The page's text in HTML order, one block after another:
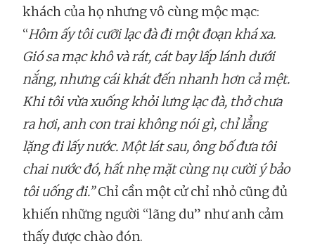
khách của họ nhưng vô cùng mộc mạc:
“Hôm ấy tôi cưỡi lạc đà đi một đoạn khá xa.
Gió sa mạc khô và rát, cát bay lấp lánh dưới
nắng, nhưng cái khát đến nhanh hơn cả mệt.
Khi tôi vừa xuống khỏi lưng lạc đà, thở chưa
ra hơi, anh con trai không nói gì, chỉ lẳng
lặng đi lấy nước. Một lát sau, ông bố đưa tôi
chai nước đó, hất nhẹ mặt cùng nụ cười ý bảo
tôi uống đi.”Chỉ cần một cử chỉ nhỏ cũng đủ
khiến những người “lãng du” như anh cảm
thấy được chào đón.